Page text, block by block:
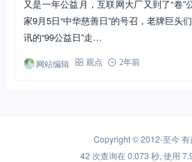
又是一年公益月，互联网大厂又到了“卷”
家9月5日“中华慈善日”的号召，老牌巨头
讯的“99公益日”走…
网站编辑 观点 2年前
Copyright © 2012-至今有
42 次查询在 0.073 秒, 使用